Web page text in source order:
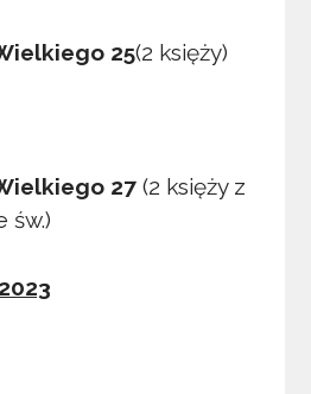
25(2 księży)
27(2 księży z
św.)